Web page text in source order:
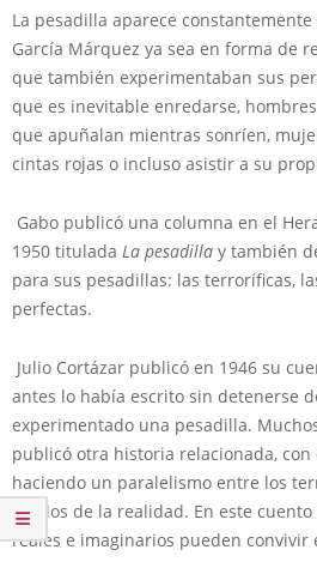
La pesadilla aparece
García Márquez ya sea en forma de
que también experimentaban sus
que es inevitable enredarse,
que apuñalan mientras sonríen,
cintas rojas o incluso asistir a su
Gabo publicó una columna en el
1950 titulada La pesadilla y también
para sus pesadillas: las terroríficas,
perfectas.
Julio Cortázar publicó en 1946 su
antes lo había escrito sin detenerse
experimentado una pesadilla.
publicó otra historia relacionada, con
haciendo un paralelismo entre los
con los de la realidad. En este
reales e imaginarios pueden convivir